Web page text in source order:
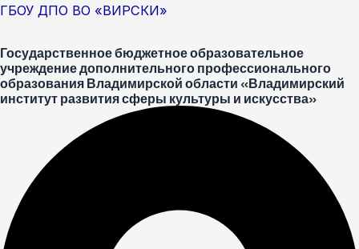
Перейти
содержимому
ГБОУ ДПО ВО «ВИРСКИ»
Государственное бюджетное образовательное
учреждение дополнительного профессионального
образования Владимирской области «Владимирский
институт развития сферы культуры и искусства»
Меню